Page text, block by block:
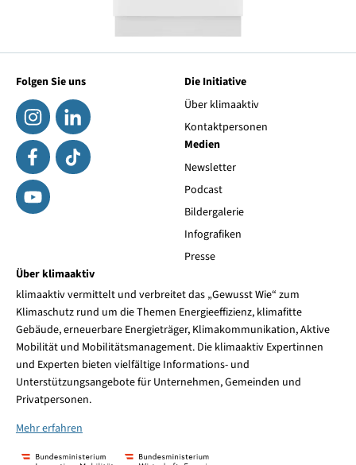
Folgen Sie uns
Die Initiative
Über klimaaktiv
Kontaktpersonen
Medien
Newsletter
Podcast
Bildergalerie
Infografiken
Presse
Über klimaaktiv
klimaaktiv vermittelt und verbreitet das „Gewusst Wie“ zum
Klimaschutz rund um die Themen Energieeffizienz, klimafitte
Gebäude, erneuerbare Energieträger, Klimakommunikation, Aktive
Mobilität und Mobilitätsmanagement. Die klimaaktiv Expertinnen
und Experten bieten vielfältige Informations- und
Unterstützungsangebote für Unternehmen, Gemeinden und
Privatpersonen.
Mehr erfahren